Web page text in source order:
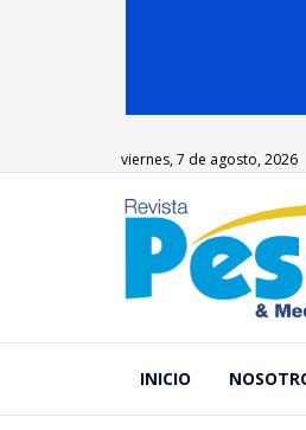
viernes, 7 de agosto, 2026
INICIO